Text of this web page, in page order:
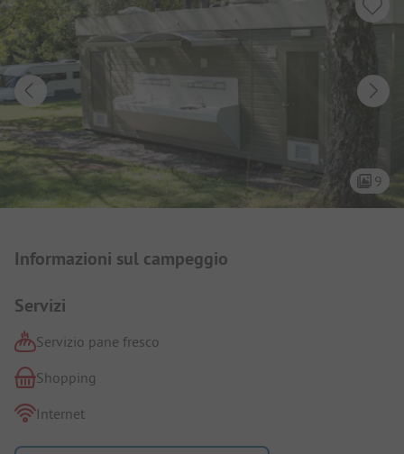
9
Informazioni sul campeggio
Servizi
Servizio pane fresco
Shopping
Internet